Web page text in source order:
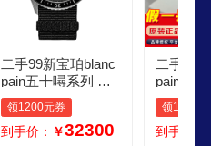
二手99新宝珀blanc
pain五十噚系列 自
动机械 男表 43mm
50001110NABA
领1200元券
到手价： ￥32300
二手99
pain经
动机械
76mm表
755B
领1000元
到手价：